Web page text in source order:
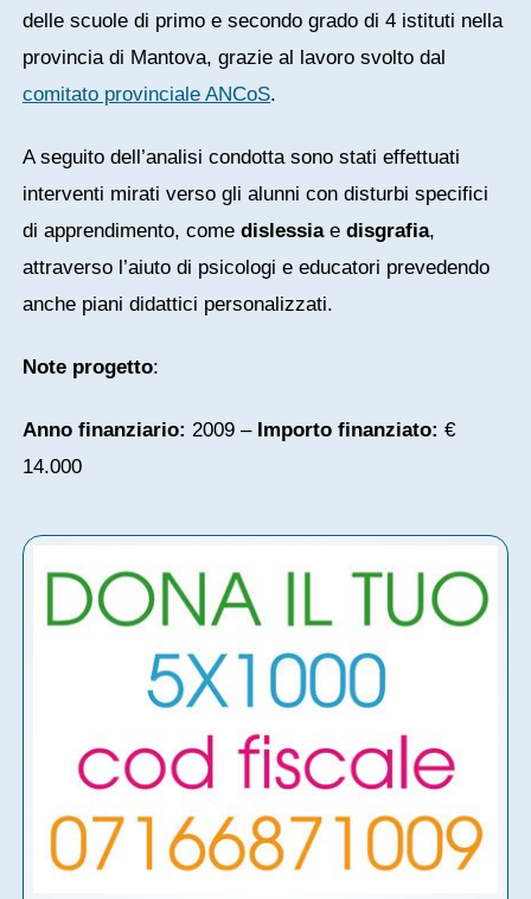
delle scuole di primo e secondo grado di 4 istituti nella
provincia di Mantova, grazie al lavoro svolto dal
comitato provinciale ANCoS.
A seguito dell’analisi condotta sono stati effettuati
interventi mirati verso gli alunni con disturbi specifici
di apprendimento, come dislessiae disgrafia,
attraverso l’aiuto di psicologi e educatori prevedendo
anche piani didattici personalizzati.
Note progetto:
Anno finanziario: 2009 – Importo finanziato: €
14.000